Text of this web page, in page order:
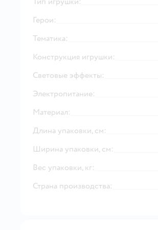
Герои:
Тематика:
Конструкция игрушки:
Световые эффекты:
Электропитание:
Материал:
Длина упаковки, см:
Ширина упаковки, см:
Вес упаковки, кг:
Страна производства: